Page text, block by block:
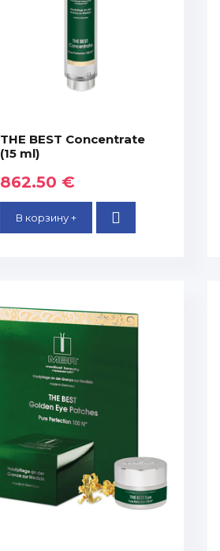
THE BEST Concentrate
(15 ml)
862.50 €
В корзину +